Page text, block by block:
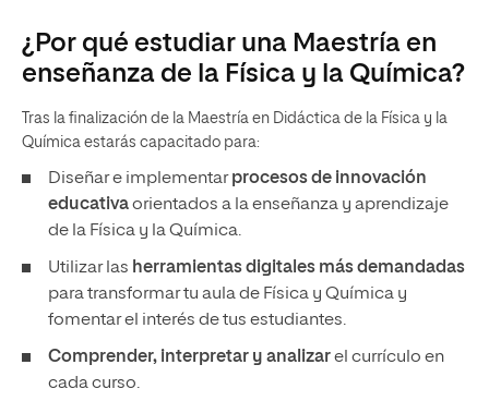
¿Por qué estudiar una Maestría en
enseñanza de la Física y la Química?
Tras la finalización de la Maestría en Didáctica de la Física y la
Química estarás capacitado para:
Diseñar e implementarprocesos de innovación
educativaorientados a la enseñanza y aprendizaje
de la Física y la Química.
Utilizar las herramientas digitales más demandadas
para transformar tu aula de Física y Química y
fomentar el interés de tus estudiantes.
Comprender, interpretar y analizarel currículo en
cada curso.